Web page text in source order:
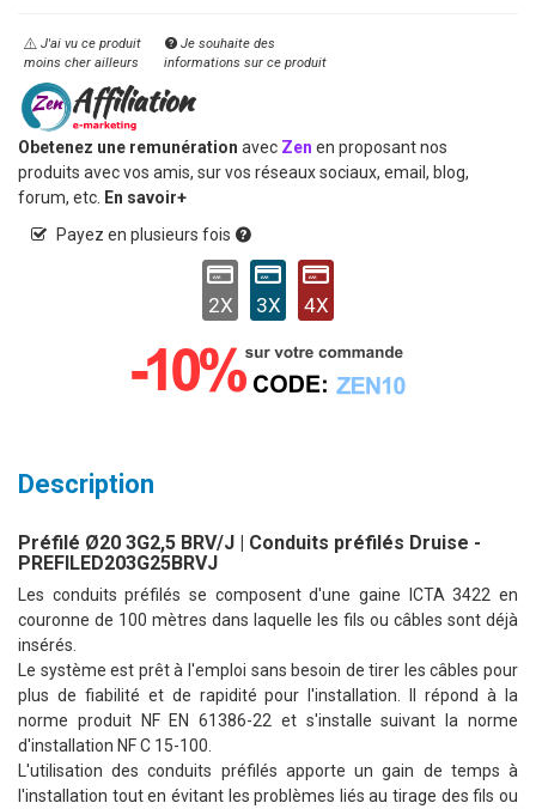
J'ai vu ce produit
moins cher ailleurs
Je souhaite des
informations sur ce produit
Obetenez une remunération avec Zen en proposant nos
produits avec vos amis, sur vos réseaux sociaux, email, blog,
forum, etc. En savoir+
Payez en plusieurs fois
2X 3X 4X
Description
Préfilé Ø20 3G2,5 BRV/J | Conduits préfilés Druise -
PREFILED203G25BRVJ
Les conduits préfilés se composent d'une gaine ICTA 3422 en
couronne de 100 mètres dans laquelle les fils ou câbles sont déjà
insérés.
Le système est prêt à l'emploi sans besoin de tirer les câbles pour
plus de fiabilité et de rapidité pour l'installation. Il répond à la
norme produit NF EN 61386-22 et s'installe suivant la norme
d'installation NF C 15-100.
L'utilisation des conduits préfilés apporte un gain de temps à
l'installation tout en évitant les problèmes liés au tirage des fils ou